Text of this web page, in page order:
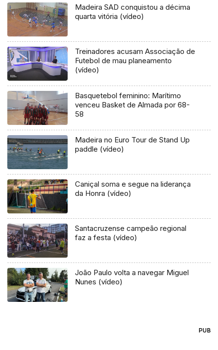
Madeira SAD conquistou a décima
quarta vitória (vídeo)
Treinadores acusam Associação de
Futebol de mau planeamento
(vídeo)
Basquetebol feminino: Marítimo
venceu Basket de Almada por 68-
58
Madeira no Euro Tour de Stand Up
paddle (vídeo)
Caniçal soma e segue na liderança
da Honra (vídeo)
Santacruzense campeão regional
faz a festa (vídeo)
João Paulo volta a navegar Miguel
Nunes (vídeo)
PUB